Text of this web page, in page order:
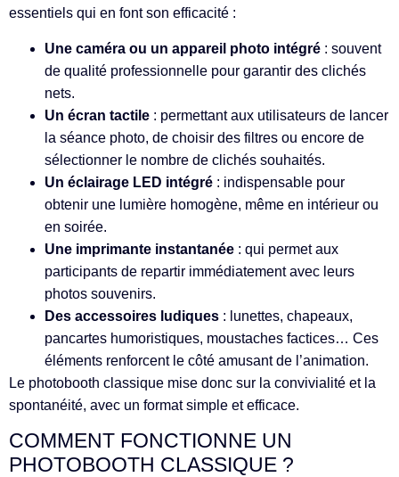
essentiels qui en font son efficacité :
Une caméra ou un appareil photo intégré : souvent
de qualité professionnelle pour garantir des clichés
nets.
Un écran tactile : permettant aux utilisateurs de lancer
la séance photo, de choisir des filtres ou encore de
sélectionner le nombre de clichés souhaités.
Un éclairage LED intégré : indispensable pour
obtenir une lumière homogène, même en intérieur ou
en soirée.
Une imprimante instantanée : qui permet aux
participants de repartir immédiatement avec leurs
photos souvenirs.
Des accessoires ludiques : lunettes, chapeaux,
pancartes humoristiques, moustaches factices… Ces
éléments renforcent le côté amusant de l’animation.
Le photobooth classique mise donc sur la convivialité et la
spontanéité, avec un format simple et efficace.
COMMENT FONCTIONNE UN
PHOTOBOOTH CLASSIQUE ?